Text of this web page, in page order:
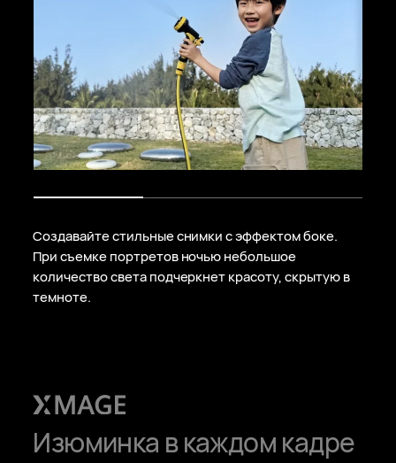
Создавайте стильные снимки с эффектом боке.
При съемке портретов ночью небольшое
количество света подчеркнет красоту, скрытую в
темноте.
Изюминка в каждом кадре